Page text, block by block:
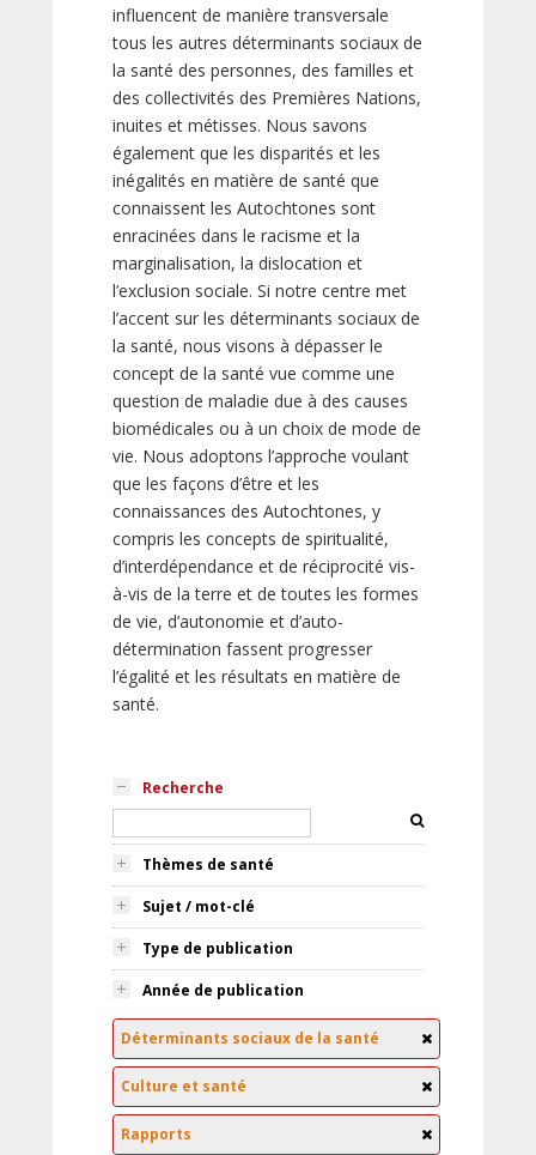
influencent de manière transversale
tous les autres déterminants sociaux de
la santé des personnes, des familles et
des collectivités des Premières Nations,
inuites et métisses. Nous savons
également que les disparités et les
inégalités en matière de santé que
connaissent les Autochtones sont
enracinées dans le racisme et la
marginalisation, la dislocation et
l’exclusion sociale. Si notre centre met
l’accent sur les déterminants sociaux de
la santé, nous visons à dépasser le
concept de la santé vue comme une
question de maladie due à des causes
biomédicales ou à un choix de mode de
vie. Nous adoptons l’approche voulant
que les façons d’être et les
connaissances des Autochtones, y
compris les concepts de spiritualité,
d’interdépendance et de réciprocité vis-
à-vis de la terre et de toutes les formes
de vie, d’autonomie et d’auto-
détermination fassent progresser
l’égalité et les résultats en matière de
santé.
Recherche
Thèmes de santé
Sujet / mot-clé
Type de publication
Année de publication
Déterminants sociaux de la santé
Culture et santé
Rapports